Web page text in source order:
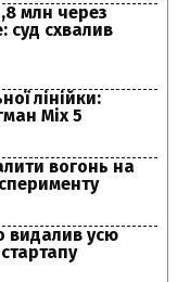
млн через
схвалив
лінійки:
Mix 5
вогонь на
видалив усю